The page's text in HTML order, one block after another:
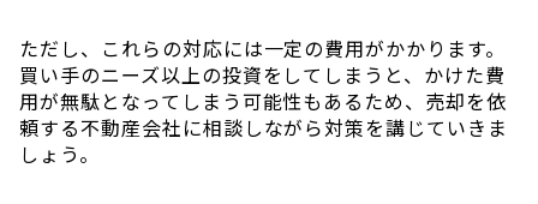
ただし、これらの対応には一定の費用がかかります。
買い手のニーズ以上の投資をしてしまうと、かけた費
用が無駄となってしまう可能性もあるため、売却を依
頼する不動産会社に相談しながら対策を講じていきま
しょう。